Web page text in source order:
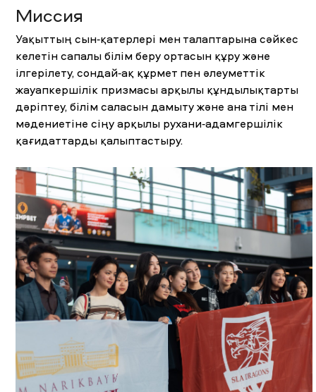
Миссия
Уақыттың сын-қатерлері мен талаптарына сәйкес
келетін сапалы білім беру ортасын құру және
ілгерілету, сондай-ақ құрмет пен әлеуметтік
жауапкершілік призмасы арқылы құндылықтарты
дәріптеу, білім саласын дамыту және ана тілі мен
мәдениетіне сіңу арқылы рухани-адамгершілік
қағидаттарды қалыптастыру.